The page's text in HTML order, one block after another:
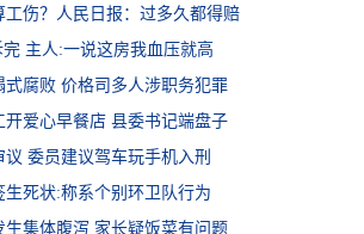
工伤？人民日报：过多久都得赔
主人:一说这房我血压就高
式腐败 价格司多人涉职务犯罪
开爱心早餐店 县委书记端盘子
委员建议驾车玩手机入刑
生死状:称系个别环卫队行为
生集体腹泻 家长疑饭菜有问题